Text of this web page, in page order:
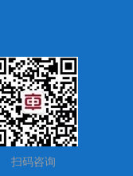
扫码咨询